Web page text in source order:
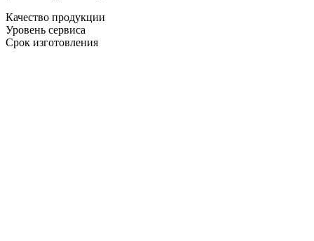
Качество продукции
Уровень сервиса
Срок изготовления